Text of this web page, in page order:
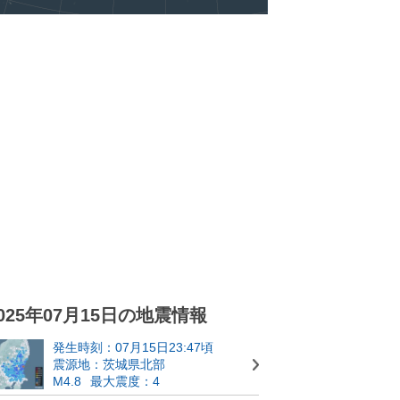
年07月15日の地震情報
発生時刻：07月15日23:47頃
震源地：茨城県北部
M4.8
最大震度：4